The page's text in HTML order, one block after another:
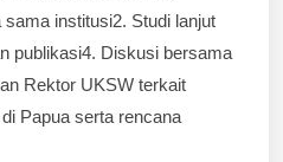
institusi2. Studi lanjut
publikasi4. Diskusi bersama
Rektor UKSW terkait
Papua serta rencana